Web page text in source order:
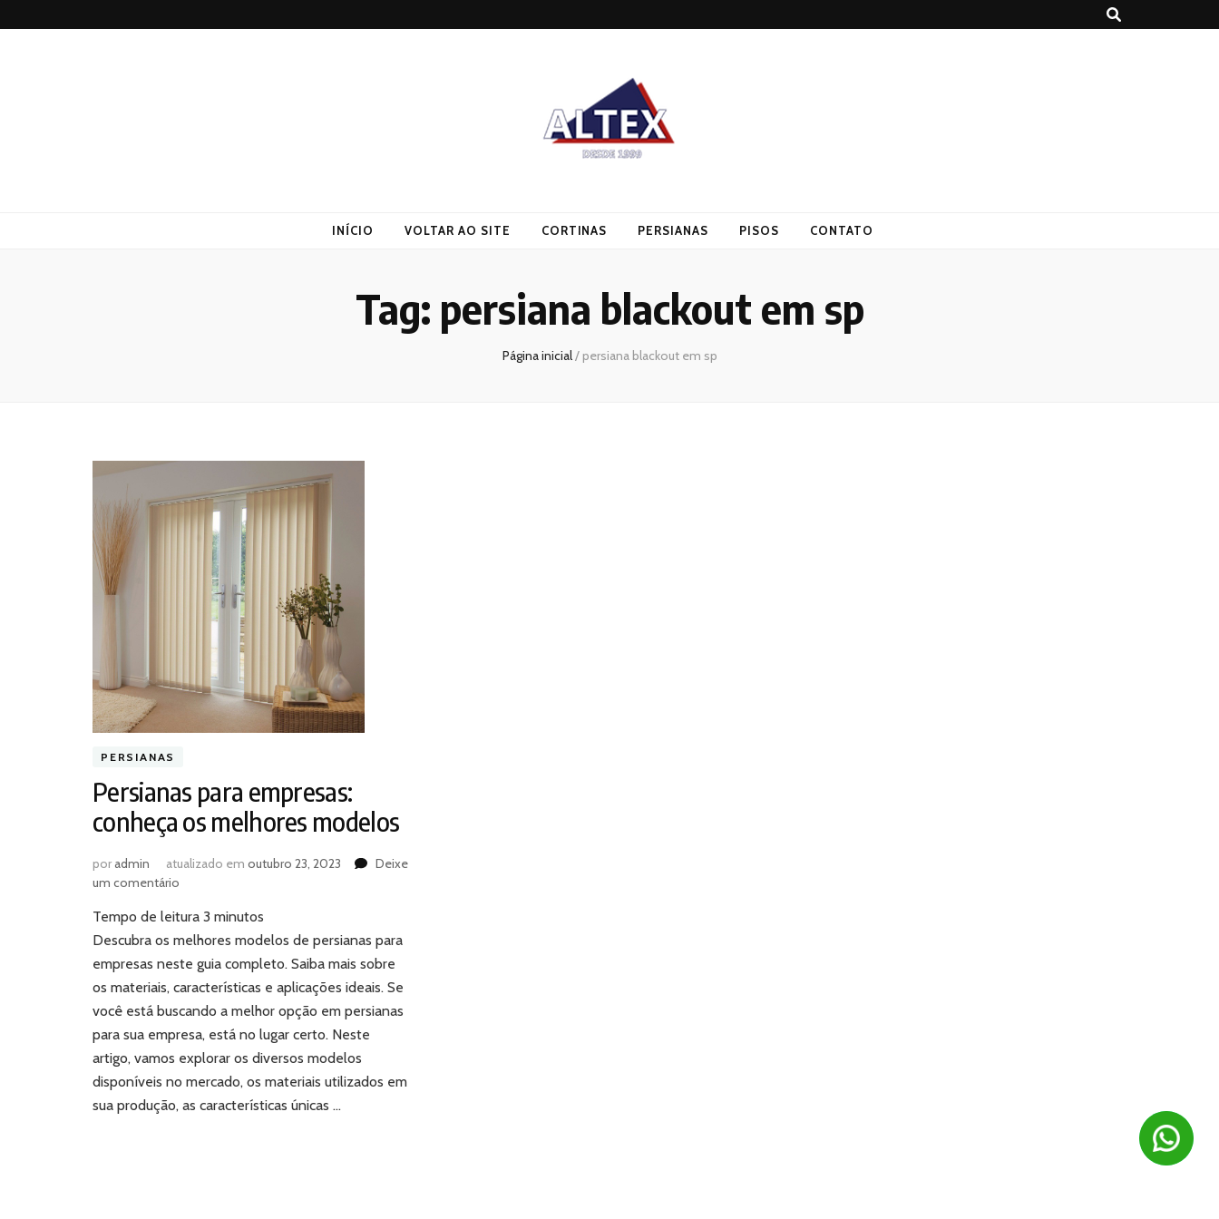
INÍCIO VOLTAR AO SITE CORTINAS PERSIANAS PISOS CONTATO
Tag: persiana blackout em sp
Página inicial/ persiana blackout em sp
PERSIANAS
Persianas para empresas:
conheça os melhores modelos
poradmin atualizado em outubro 23, 2023
Deixe
um comentário
para
empresas:
conheça
melhores
modelos
Tempo de leitura 3 minutos
Descubra os melhores modelos de persianas para
empresas neste guia completo. Saiba mais sobre
os materiais, características e aplicações ideais. Se
você está buscando a melhor opção em persianas
para sua empresa, está no lugar certo. Neste
artigo, vamos explorar os diversos modelos
disponíveis no mercado, os materiais utilizados em
sua produção, as características únicas …